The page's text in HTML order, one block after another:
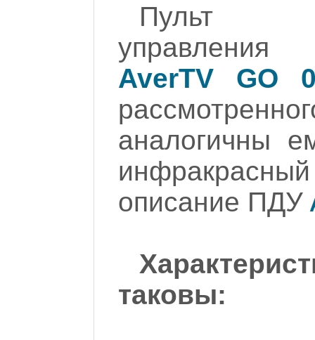
Пульт
AverTV GO
аналогичны
описание ПДУ
таковы: